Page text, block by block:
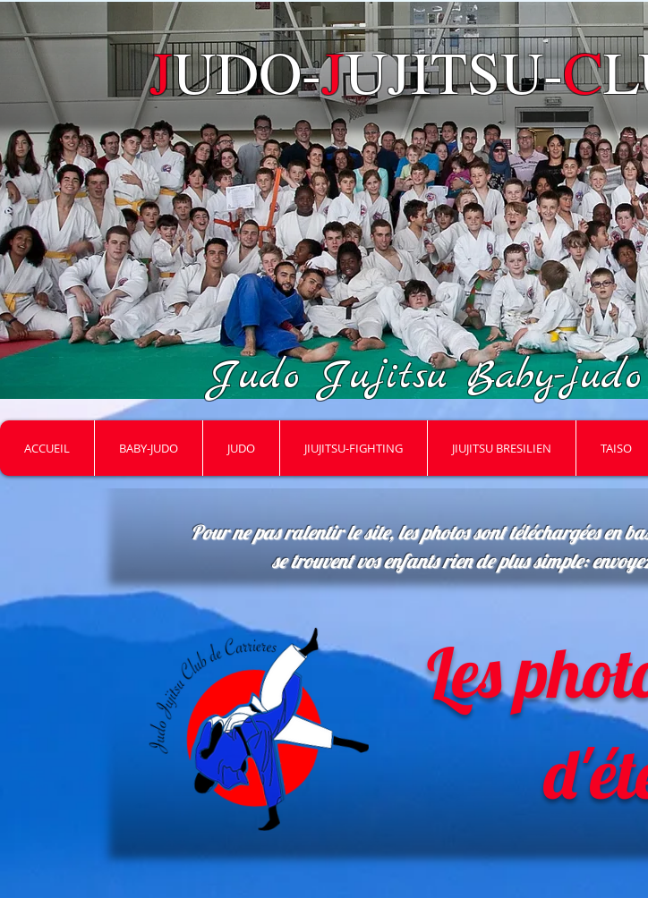
JUDO-JUJITSU-C
Judo Jujitsu Baby-judo
ACCUEIL BABY-JUDO JUDO JIUJITSU-FIGHTING JIUJITSU BRESILIEN TAISO
Pour ne pas ralentir le site, les photos sont téléchargées en
se trouvent vos enfants rien de plus simple:
Les